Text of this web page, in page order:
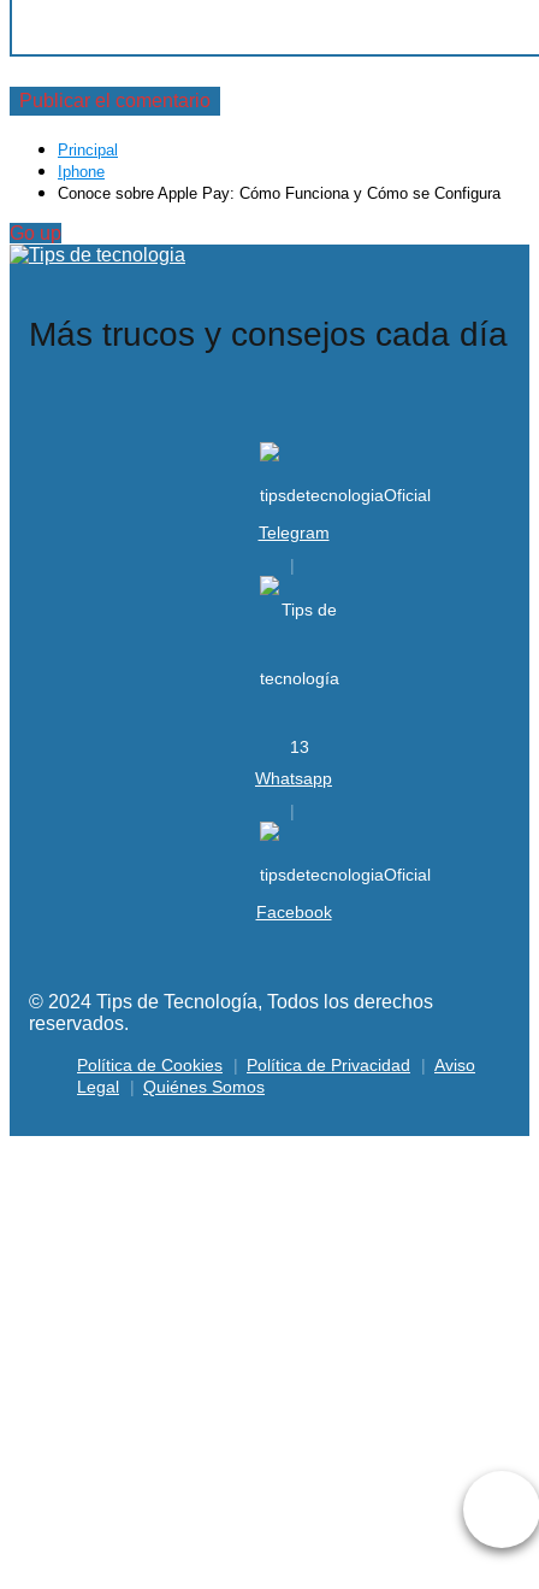
Principal
Iphone
Conoce sobre Apple Pay: Cómo Funciona y Cómo se Configura
Go up
Más trucos y consejos cada día
Telegram
Whatsapp
Facebook
© 2024 Tips de Tecnología, Todos los derechos
reservados.
Política de Cookies Política de Privacidad
Aviso
Legal
Quiénes Somos